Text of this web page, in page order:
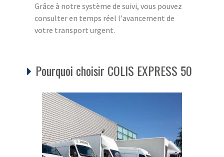
Grâce à notre système de suivi, vous pouvez
consulter en temps réel l'avancement de
votre transport urgent.
Pourquoi choisir COLIS EXPRESS 50